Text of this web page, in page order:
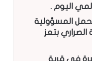
اليوم .
المسؤولية
بتعز
التي بعثها الوفد الوطني للمبعوث الاممي “أن 2000 أسرة في قرية